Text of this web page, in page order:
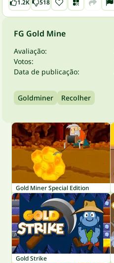
1.2K 518
FG Gold Mine
Avaliação:
Votos:
Data de publicação:
Goldminer Recolher
Gold Miner Special Edition
Gold Strike